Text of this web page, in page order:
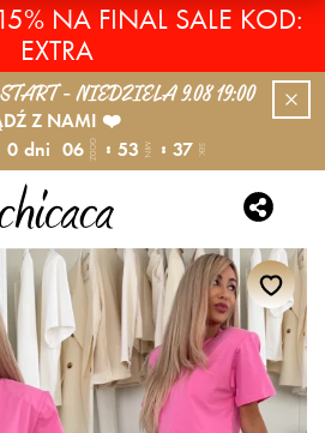
NA FINAL SALE KOD:
EXTRA
START - NIEDZIELA 9.08 19:00
Z NAMI ❤️
0 dni 06 GODZ. 53 MIN. 37 SEK.